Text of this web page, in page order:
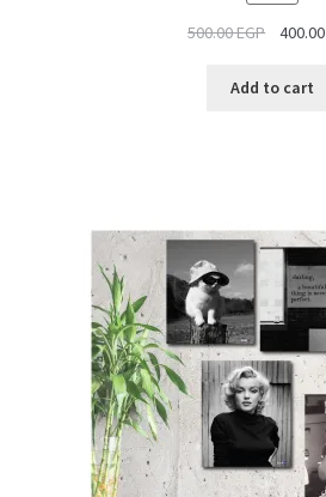
ON
SALE
500.00EGP 400.00
Add to cart